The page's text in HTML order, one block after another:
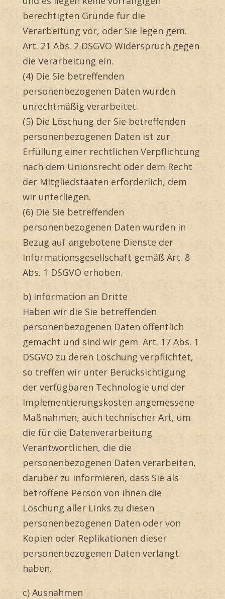
berechtigten Gründe für die
Verarbeitung vor, oder Sie legen gem.
Art. 21 Abs. 2 DSGVO Widerspruch gegen
die Verarbeitung ein.
(4) Die Sie betreffenden
personenbezogenen Daten wurden
unrechtmäßig verarbeitet.
(5) Die Löschung der Sie betreffenden
personenbezogenen Daten ist zur
Erfüllung einer rechtlichen Verpflichtung
nach dem Unionsrecht oder dem Recht
der Mitgliedstaaten erforderlich, dem
wir unterliegen.
(6) Die Sie betreffenden
personenbezogenen Daten wurden in
Bezug auf angebotene Dienste der
Informationsgesellschaft gemäß Art. 8
Abs. 1 DSGVO erhoben.
b) Information an Dritte
Haben wir die Sie betreffenden
personenbezogenen Daten öffentlich
gemacht und sind wir gem. Art. 17 Abs. 1
DSGVO zu deren Löschung verpflichtet,
so treffen wir unter Berücksichtigung
der verfügbaren Technologie und der
Implementierungskosten angemessene
Maßnahmen, auch technischer Art, um
die für die Datenverarbeitung
Verantwortlichen, die die
personenbezogenen Daten verarbeiten,
darüber zu informieren, dass Sie als
betroffene Person von ihnen die
Löschung aller Links zu diesen
personenbezogenen Daten oder von
Kopien oder Replikationen dieser
personenbezogenen Daten verlangt
haben.
c) Ausnahmen